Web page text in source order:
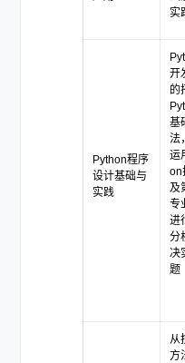
实
Python程序
设计基础与
实践
开
的
基
法
运
on
及
专
进
分
决
题
从
方